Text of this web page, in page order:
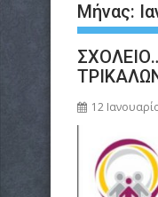
Μήνας:
12